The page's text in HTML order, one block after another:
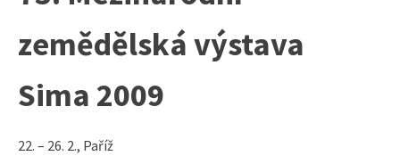
zemědělská výstava
Sima 2009
22. – 26. 2., Paříž